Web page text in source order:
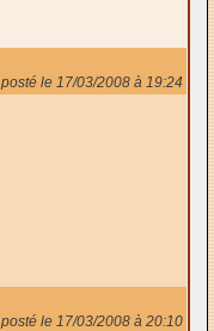
posté le 17/03/2008 à 19:24
posté le 17/03/2008 à 20:10